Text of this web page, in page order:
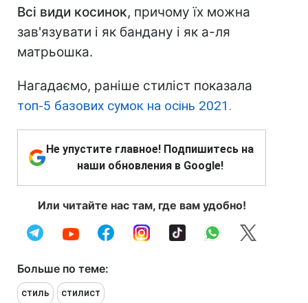
Всі види косинок, причому їх можна
зав'язувати і як бандану і як а-ля
матрьошка.
Нагадаємо, раніше стиліст показала
топ-5 базових сумок на осінь 2021.
Не упустите главное! Подпишитесь на
наши обновления в Google!
Или читайте нас там, где вам удобно!
Больше по теме:
стиль стилист